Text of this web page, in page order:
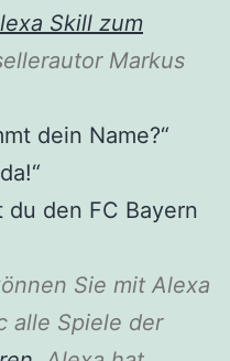
Skill zum
Markus
dein Name?“
du den FC Bayern
Sie mit Alexa
alle Spiele der